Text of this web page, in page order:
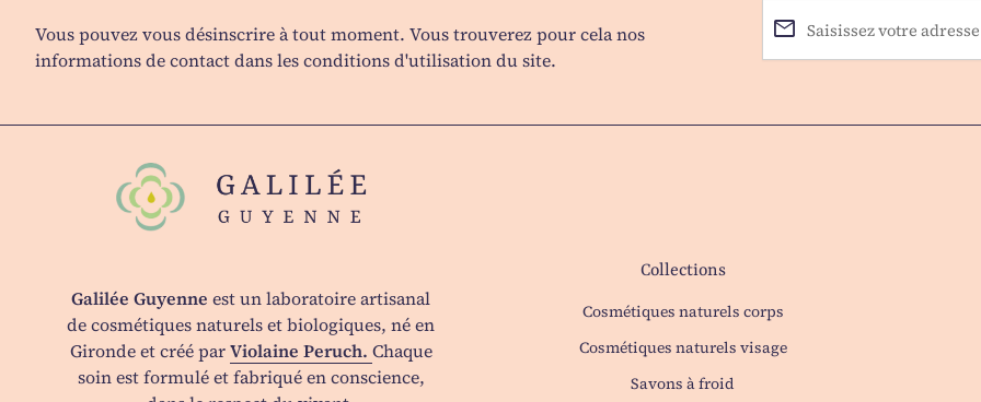
Vous pouvez vous désinscrire à tout moment. Vous trouverez pour cela nos
informations de contact dans les conditions d'utilisation du site.
Saisissez votre adresse
email
Accueil
Galilée Guyenne est un laboratoire artisanal
de cosmétiques naturels et biologiques, né en
Gironde et créé parViolaine Peruch. Chaque
soin est formulé et fabriqué en conscience,
Collections
Cosmétiques naturels corps
Cosmétiques naturels visage
Savons à froid